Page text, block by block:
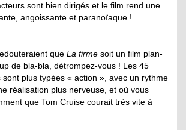
sont bien dirigés et le film rend une
angoissante et paranoïaque !
que La firme soit un film plan-
de bla-bla, détrompez-vous ! Les 45
plus typées « action », avec un rythme
réalisation plus nerveuse, et où vous
que Tom Cruise courait très vite à